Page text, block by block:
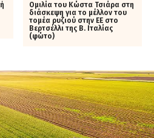
Ομιλία του Κώστα Τσιάρα στη
διάσκεψη για το μέλλον του
τομέα ρυζιού στην ΕΕ στο
Βερτσέλλι της Β. Ιταλίας
(φώτο)